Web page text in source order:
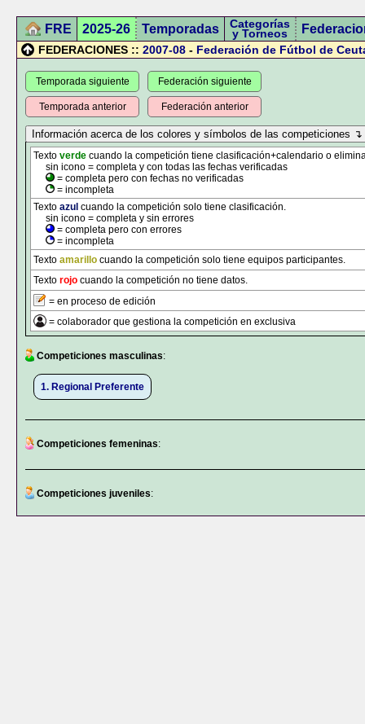
FRE 2025-26 Temporadas Categorías
y Torneos
FEDERACIONES :: 2007-08 - Federación de Fútbol de
Temporada siguiente
Temporada anterior
Federación siguiente
Federación anterior
Texto verde cuando la competición tiene clasificación+calendario o
sin icono = completa y con todas las fechas verificadas
= completa pero con fechas no verificadas
= incompleta
Texto azul cuando la competición solo tiene clasificación.
sin icono = completa y sin errores
= completa pero con errores
= incompleta
Texto amarillo cuando la competición solo tiene equipos participantes.
Texto rojo cuando la competición no tiene datos.
= en proceso de edición
= colaborador que gestiona la competición en exclusiva
Competiciones masculinas:
1. Regional Preferente
Competiciones femeninas:
Competiciones juveniles: